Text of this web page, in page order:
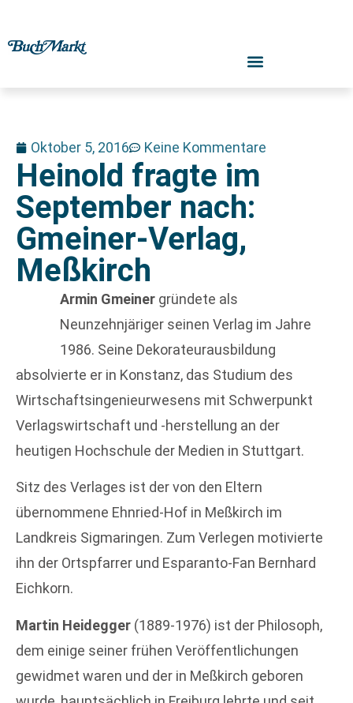
Oktober 5, 2016 Keine Kommentare
Heinold fragte im
September nach:
Gmeiner-Verlag,
Meßkirch
Armin Gmeiner gründete als
Neunzehnjäriger seinen Verlag im Jahre
1986. Seine Dekorateurausbildung
absolvierte er in Konstanz, das Studium des
Wirtschaftsingenieurwesens mit Schwerpunkt
Verlagswirtschaft und -herstellung an der
heutigen Hochschule der Medien in Stuttgart.
Sitz des Verlages ist der von den Eltern
übernommene Ehnried-Hof in Meßkirch im
Landkreis Sigmaringen. Zum Verlegen motivierte
ihn der Ortspfarrer und Esparanto-Fan Bernhard
Eichkorn.
Martin Heidegger (1889-1976) ist der Philosoph,
dem einige seiner frühen Veröffentlichungen
gewidmet waren und der in Meßkirch geboren